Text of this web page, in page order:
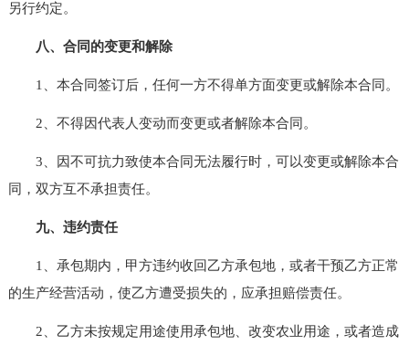
另行约定。
八、合同的变更和解除
1、本合同签订后，任何一方不得单方面变更或解除本合同。
2、不得因代表人变动而变更或者解除本合同。
3、因不可抗力致使本合同无法履行时，可以变更或解除本合
同，双方互不承担责任。
九、违约责任
1、承包期内，甲方违约收回乙方承包地，或者干预乙方正常
的生产经营活动，使乙方遭受损失的，应承担赔偿责任。
2、乙方未按规定用途使用承包地、改变农业用途，或者造成